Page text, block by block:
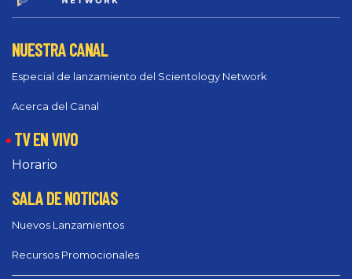
NUESTRA CANAL
Especial de lanzamiento del Scientology Network
Acerca del Canal
TV EN VIVO
Horario
SALA DE NOTICIAS
Nuevos Lanzamientos
Recursos Promocionales